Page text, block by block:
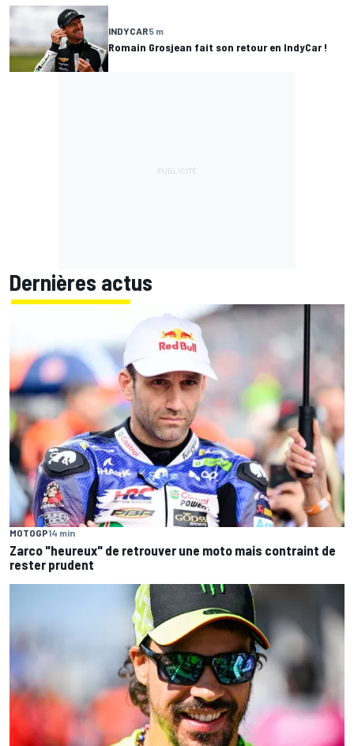
INDYCAR5 m
Romain Grosjean fait son retour en IndyCar !
Dernières actus
MOTOGP14 min
Zarco "heureux" de retrouver une moto mais contraint de
rester prudent